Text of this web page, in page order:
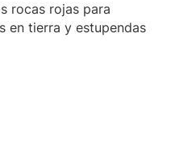
rocas rojas para
en tierra y estupendas